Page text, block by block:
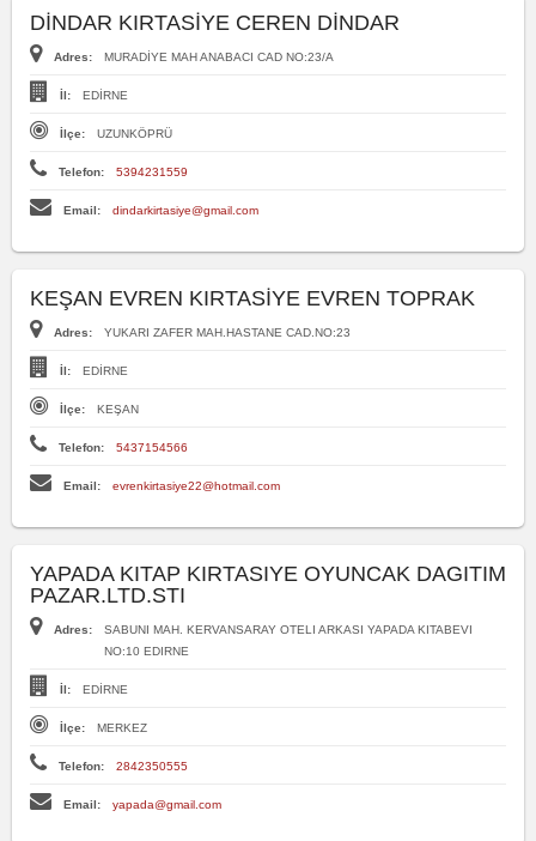
DİNDAR KIRTASİYE CEREN DİNDAR
Adres: MURADİYE MAH ANABACI CAD NO:23/A
İl: EDİRNE
İlçe: UZUNKÖPRÜ
Telefon: 5394231559
Email: dindarkirtasiye@gmail.com
KEŞAN EVREN KIRTASİYE EVREN TOPRAK
Adres: YUKARI ZAFER MAH.HASTANE CAD.NO:23
İl: EDİRNE
İlçe: KEŞAN
Telefon: 5437154566
Email: evrenkirtasiye22@hotmail.com
YAPADA KITAP KIRTASIYE OYUNCAK DAGITIM
PAZAR.LTD.STI
Adres:
SABUNI MAH. KERVANSARAY OTELI ARKASI YAPADA KITABEVI
NO:10 EDIRNE
İl: EDİRNE
İlçe: MERKEZ
Telefon: 2842350555
Email: yapada@gmail.com